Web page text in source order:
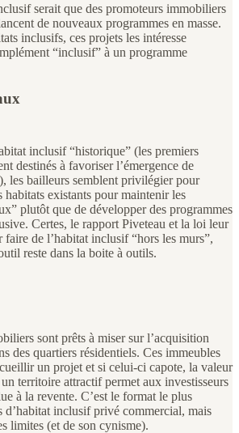
serait que des promoteurs immobiliers
de nouveaux programmes en masse.
inclusifs, ces projets les intéresse
“inclusif” à un programme
inclusif “historique” (les premiers
destinés à favoriser l’émergence de
les bailleurs semblent privilégier pour
habitats existants pour maintenir les
plutôt que de développer des programmes
Certes, le rapport Piveteau et la loi leur
de l’habitat inclusif “hors les murs”,
reste dans la boite à outils.
sont prêts à miser sur l’acquisition
des quartiers résidentiels. Ces immeubles
un projet et si celui-ci capote, la valeur
territoire attractif permet aux investisseurs
à la revente. C’est le format le plus
d’habitat inclusif privé commercial, mais
limites (et de son cynisme).